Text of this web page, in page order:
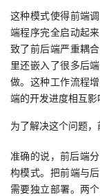
注
开
发
者
堂
我
的
Programs
我
的
支
我
的
我
这种模式使得前端
端程序完全启动起
致了前后端严重耦
里还嵌入了很多后
做。这种工作流程
端的开发进度相互影
为了解决这个问题，
准确的说，前后端
构模式。把前端与
需要独立部署。两